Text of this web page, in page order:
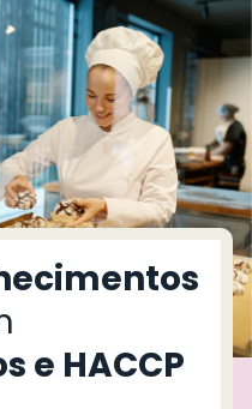
e HACCP
r
e
o
e
s
P
e